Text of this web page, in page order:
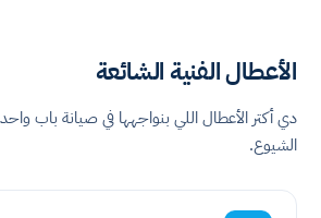
الأعطال الفنية الشائعة
دي أكتر الأعطال اللي بنواجهها في صيانة باب
الشيوع.